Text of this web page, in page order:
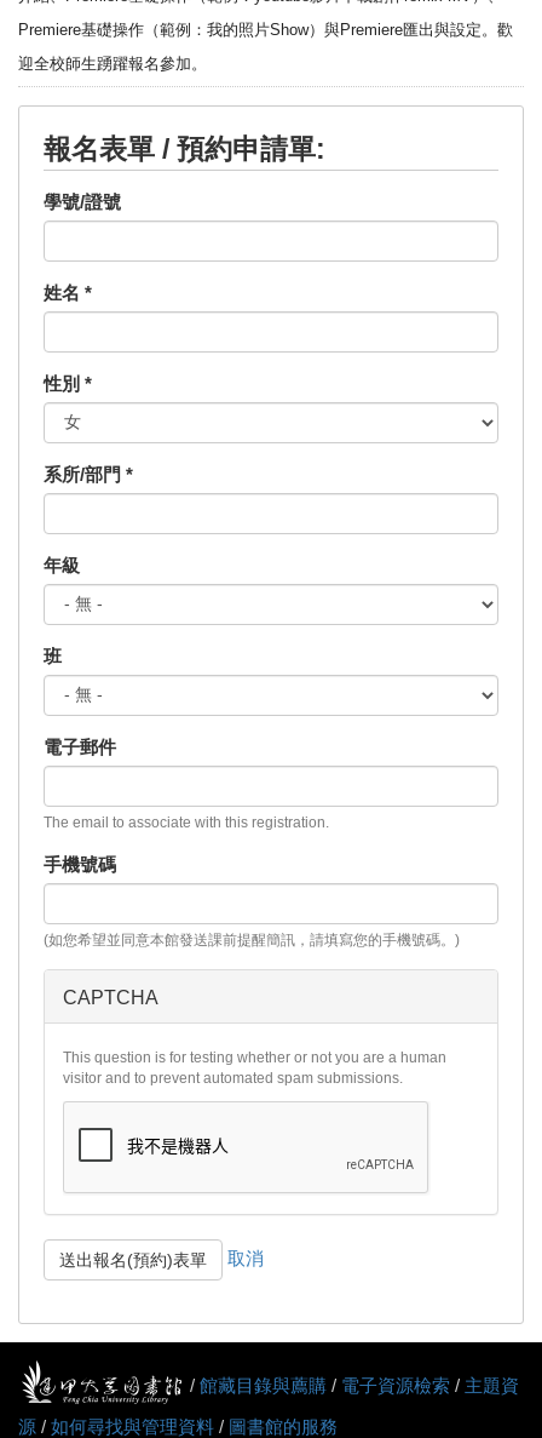
Premiere基礎操作 （範例：我的照片Show）與Premiere匯出與設定。歡
迎全校師生踴躍報名參加。
報名表單 / 預約申請單:
學號/證號
姓名 *
性別 *
系所/部門 *
年級
班
電子郵件
The email to associate with this registration.
手機號碼
(如您希望並同意本館發送課前提醒簡訊，請填寫您的手機號碼。)
CAPTCHA
This question is for testing whether or not you are a human
visitor and to prevent automated spam submissions.
送出報名(預約)表單 取消
/ 館藏目錄與薦購 / 電子資源檢索 / 主題資
源 / 如何尋找與管理資料 / 圖書館的服務